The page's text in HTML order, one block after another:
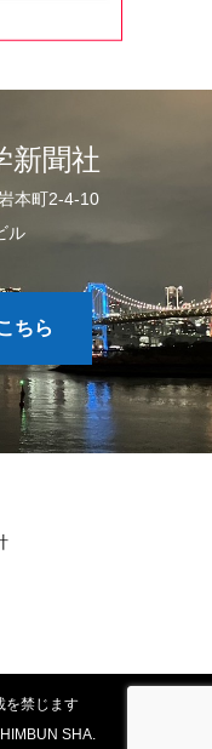
新聞社
本町2-4-10
ル
ちら
を禁じます
SHA.